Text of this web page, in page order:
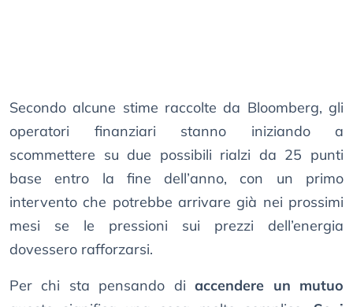
Secondo alcune stime raccolte da Bloomberg, gli
operatori finanziari stanno iniziando a
scommettere su due possibili rialzi da 25 punti
base entro la fine dell’anno, con un primo
intervento che potrebbe arrivare già nei prossimi
mesi se le pressioni sui prezzi dell’energia
dovessero rafforzarsi.
Per chi sta pensando diaccendere un mutuo